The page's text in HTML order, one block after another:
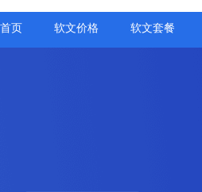
首页 软文价格 软文套餐